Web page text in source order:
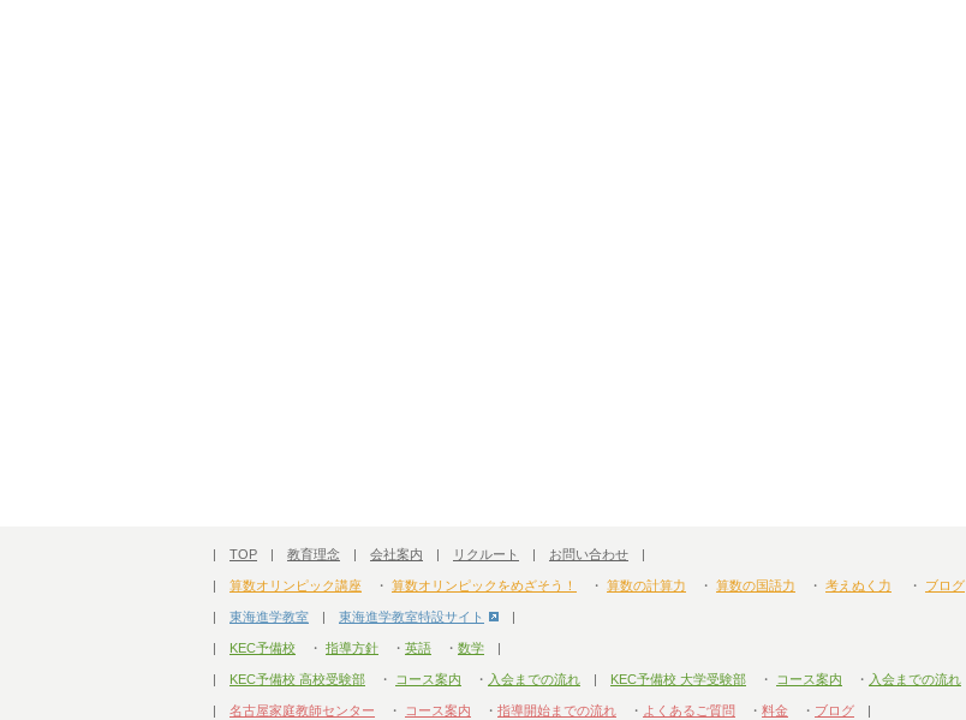
| TOP | 教育理念 | 会社案内 | リクルート | お問い合わせ |
| 算数オリンピック講座 ・ 算数オリンピックをめざそう！ ・ 算数の計算力 ・ 算数の国語力 ・ 考えぬく力 ・ ブログ
| 東海進学教室 | 東海進学教室特設サイト |
| KEC予備校 ・ 指導方針 ・ 英語 ・ 数学 |
| KEC予備校 高校受験部 ・ コース案内 ・ 入会までの流れ | KEC予備校 大学受験部 ・ コース案内 ・ 入会までの流れ
| 名古屋家庭教師センター ・ コース案内 ・ 指導開始までの流れ ・ よくあるご質問 ・ 料金 ・ ブログ |